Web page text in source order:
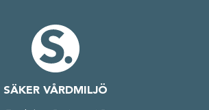
SÄKER VÅRDMILJÖ